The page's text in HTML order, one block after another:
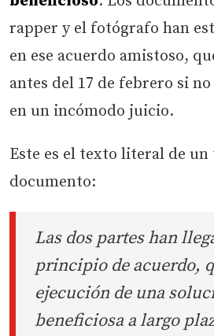
rapper y el fotógrafo han
en ese acuerdo amistoso,
antes del 17 de febrero si
en un incómodo juicio.
Este es el texto literal de un
documento:
Las dos partes han
principio de acuerdo,
ejecución de una
beneficiosa a largo